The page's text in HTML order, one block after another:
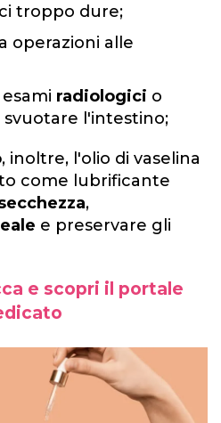
troppo dure;
operazioni alle
radiologici o
svuotare l'intestino;
, inoltre, l'olio di vaselina
come lubrificante
,
e preservare gli
e scopri il portale